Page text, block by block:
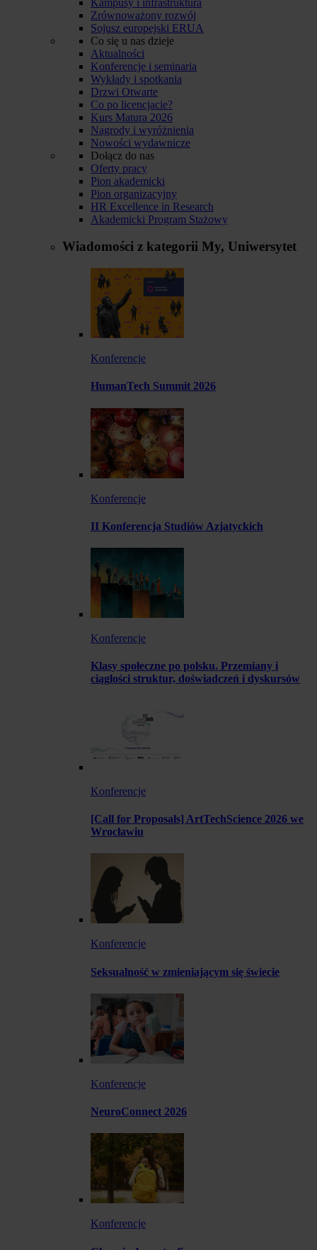
Zrównoważony rozwój
Sojusz europejski ERUA
Co się u nas dzieje
Aktualności
Konferencje i seminaria
Wykłady i spotkania
Drzwi Otwarte
Co po licencjacie?
Kurs Matura 2026
Nagrody i wyróżnienia
Nowości wydawnicze
Dołącz do nas
Oferty pracy
Pion akademicki
Pion organizacyjny
HR Excellence in Research
Akademicki Program Stażowy
Wiadomości z kategorii My, Uniwersytet
Konferencje
HumanTech Summit 2026
Konferencje
II Konferencja Studiów Azjatyckich
Konferencje
Klasy społeczne po polsku. Przemiany i
ciągłości struktur, doświadczeń i dyskursów
Konferencje
[Call for Proposals] ArtTechScience 2026 we
Wrocławiu
Konferencje
Seksualność w zmieniającym się świecie
Konferencje
NeuroConnect 2026
Konferencje